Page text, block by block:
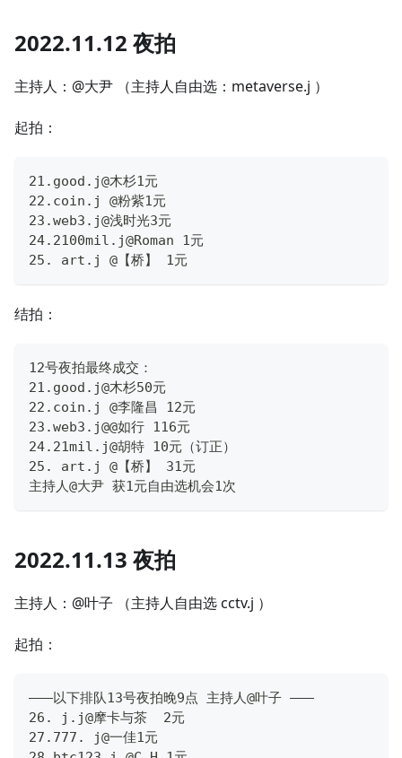
2022.11.12 夜拍
主持人：@大尹 （主持人自由选：metaverse.j ）
起拍：
21.good.j@木杉1元
22.coin.j @粉紫1元
23.web3.j@浅时光3元
24.2100mil.j@Roman 1元
25. art.j @【桥】 1元
结拍：
12号夜拍最终成交：
21.good.j@木杉50元
22.coin.j @李隆昌 12元
23.web3.j@@如行 116元
24.21mil.j@胡特 10元（订正）
25. art.j @【桥】 31元
主持人@大尹 获1元自由选机会1次
2022.11.13 夜拍
主持人：@叶子 （主持人自由选 cctv.j ）
起拍：
———以下排队13号夜拍晚9点 主持人@叶子 ———
26. j.j@摩卡与茶  2元
27.777. j@一佳1元